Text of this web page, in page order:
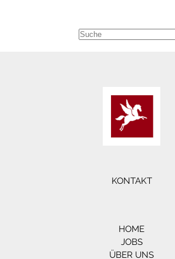
KONTAKT
HOME
JOBS
ÜBER UNS